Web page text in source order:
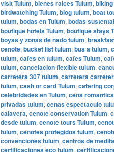
visit Tulum, bienes raíces Tulum, biking
birdwatching Tulum, blog tulum, boat
tulum, bodas en Tulum, bodas
boutique hotels Tulum, boutique stays
boyas y zonas de nado tulum,
cenote, bucket list tulum, bus a tulum,
tulum, cafes en tulum, cafes Tulum,
tulum, cancelacion flexible tulum,
carretera 307 tulum, carretera
tulum, cash or card Tulum, catering
celebridades en Tulum, cena
privadas tulum, cenas espectaculo
calavera, cenote conservation Tulum,
desde tulum, cenote tours Tulum,
tulum, cenotes protegidos tulum,
convenciones tulum, centros de
certificaciones eco tulum,